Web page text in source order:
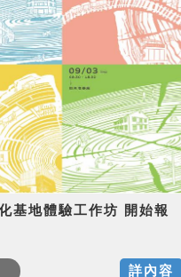
基地體驗工作坊 開始報
詳內容